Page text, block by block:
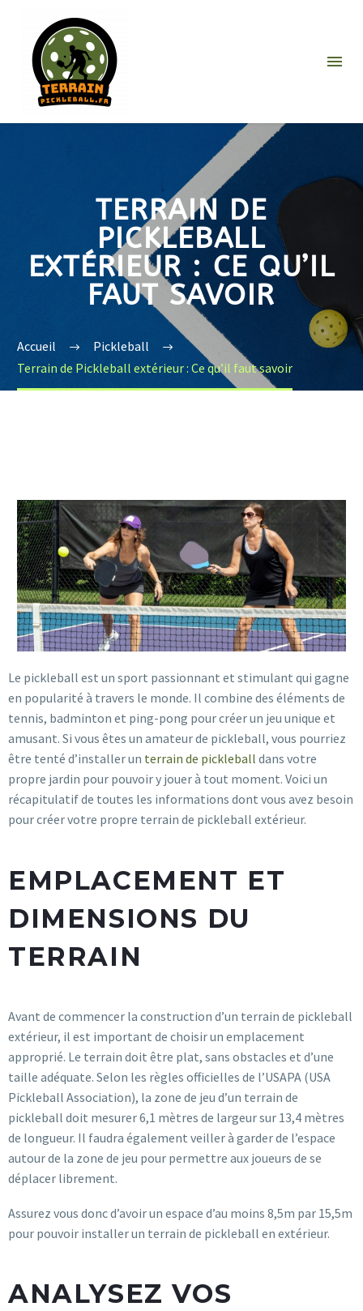
TERRAIN DE
PICKLEBALL
EXTÉRIEUR : CE QU’IL
FAUT SAVOIR
Accueil
Pickleball
Terrain de Pickleball extérieur : Ce qu’il faut savoir
Le pickleball est un sport passionnant et stimulant qui gagne
en popularité à travers le monde. Il combine des éléments de
tennis, badminton et ping-pong pour créer un jeu unique et
amusant. Si vous êtes un amateur de pickleball, vous pourriez
être tenté d’installer un terrain de pickleball dans votre
propre jardin pour pouvoir y jouer à tout moment. Voici un
récapitulatif de toutes les informations dont vous avez besoin
pour créer votre propre terrain de pickleball extérieur.
EMPLACEMENT ET
DIMENSIONS DU
TERRAIN
Avant de commencer la construction d’un terrain de pickleball
extérieur, il est important de choisir un emplacement
approprié. Le terrain doit être plat, sans obstacles et d’une
taille adéquate. Selon les règles officielles de l’USAPA (USA
Pickleball Association), la zone de jeu d’un terrain de
pickleball doit mesurer 6,1 mètres de largeur sur 13,4 mètres
de longueur. Il faudra également veiller à garder de l’espace
autour de la zone de jeu pour permettre aux joueurs de se
déplacer librement.
Assurez vous donc d’avoir un espace d’au moins 8,5m par 15,5m
pour pouvoir installer un terrain de pickleball en extérieur.
ANALYSEZ VOS